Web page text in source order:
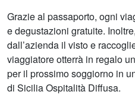
Grazie al passaporto, ogni
e degustazioni gratuite.
dall’azienda il visto e
viaggiatore otterrà in regalo
per il prossimo soggiorno in
di Sicilia Ospitalità Diffusa.